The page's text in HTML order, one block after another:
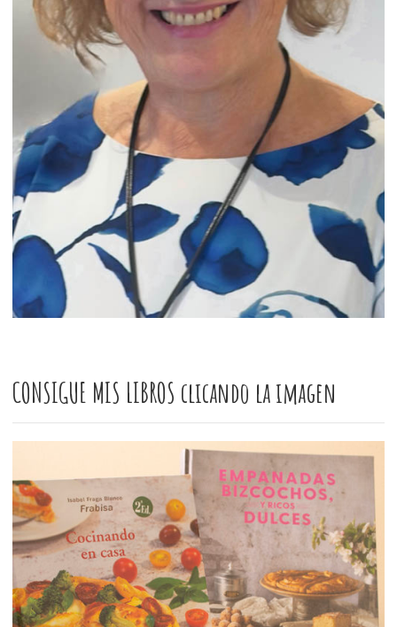
CONSIGUE MIS LIBROS clicando la imagen